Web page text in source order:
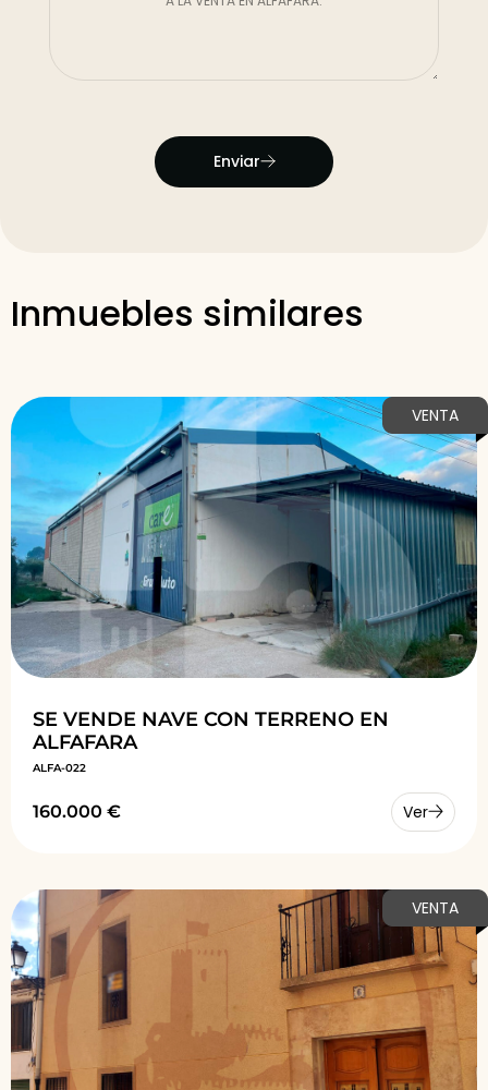
Enviar
Inmuebles similares
VENTA
SE VENDE NAVE CON TERRENO EN
ALFAFARA
ALFA-022
160.000 € Ver
VENTA